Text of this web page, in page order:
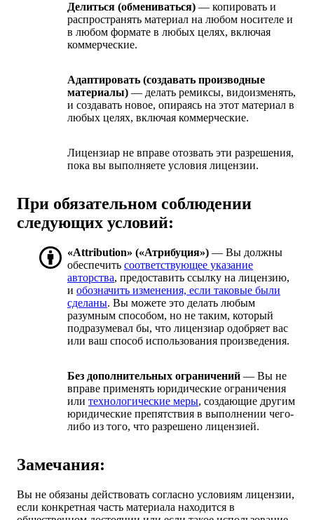
Делиться (обмениваться) — копировать и
распространять материал на любом носителе и
в любом формате в любых целях, включая
коммерческие.
Адаптировать (создавать производные
материалы) — делать ремиксы, видоизменять,
и создавать новое, опираясь на этот материал в
любых целях, включая коммерческие.
Лицензиар не вправе отозвать эти разрешения,
пока вы выполняете условия лицензии.
При обязательном соблюдении
следующих условий:
«Attribution» («Атрибуция») — Вы должны
обеспечить соответствующее указание
авторства, предоставить ссылку на лицензию,
и обозначить изменения, если таковые были
сделаны. Вы можете это делать любым
разумным способом, но не таким, который
подразумевал бы, что лицензиар одобряет вас
или ваш способ использования произведения.
Без дополнительных ограничений — Вы не
вправе применять юридические ограничения
или технологические меры, создающие другим
юридические препятствия в выполнении чего-
либо из того, что разрешено лицензией.
Замечания:
Вы не обязаны действовать согласно условиям лицензии,
если конкретная часть материала находится в